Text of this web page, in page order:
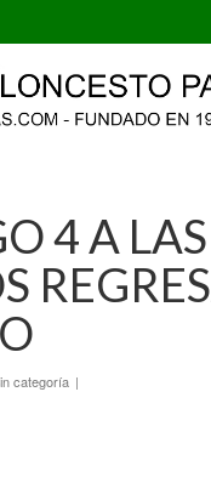
4 A
categoría |